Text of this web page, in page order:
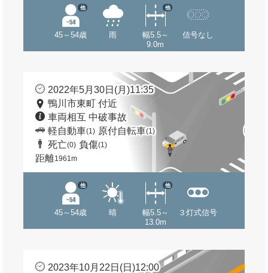
45～54歳
他
雨
幅5.5～
9.0m
他
信号なし
2022年5月30日(月)11:35
鴨川市東町 付近
車両相互 中破事故
軽自動車(1) 原付自転車(1)
死亡(0) 負傷(1)
距離1961m
45～54歳
他
晴
幅5.5～
13.0m
他
３灯式信号
2023年10月22日(日)12:00